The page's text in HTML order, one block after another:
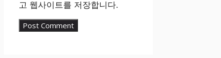
고 웹사이트를 저장합니다.